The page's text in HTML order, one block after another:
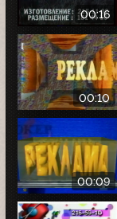
00:16
00:10
00:09